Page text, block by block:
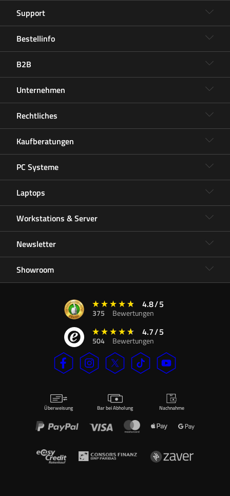
Support
Bestellinfo
B2B
Unternehmen
Rechtliches
Kaufberatungen
PC Systeme
Laptops
Workstations & Server
Newsletter
Showroom
4.8/5
375 Bewertungen
4.7/5
504 Bewertungen
Überweisung Bar bei Abholung Nachnahme